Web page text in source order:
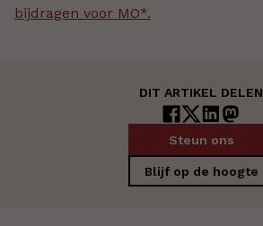
bijdragen voor MO*.
DIT ARTIKEL DELEN
Steun ons
Blijf op de hoogte